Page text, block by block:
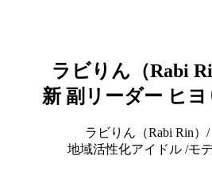
ラビりん（Rabi
新 副リーダー ヒヨ
ラビりん（Rabi Rin）/
地域活性化アイドル /モ